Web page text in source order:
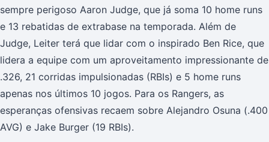
sempre perigoso Aaron Judge, que já soma 10 home runs
e 13 rebatidas de extrabase na temporada. Além de
Judge, Leiter terá que lidar com o inspirado Ben Rice, que
lidera a equipe com um aproveitamento impressionante de
.326, 21 corridas impulsionadas (RBIs) e 5 home runs
apenas nos últimos 10 jogos. Para os Rangers, as
esperanças ofensivas recaem sobre Alejandro Osuna (.400
AVG) e Jake Burger (19 RBIs).